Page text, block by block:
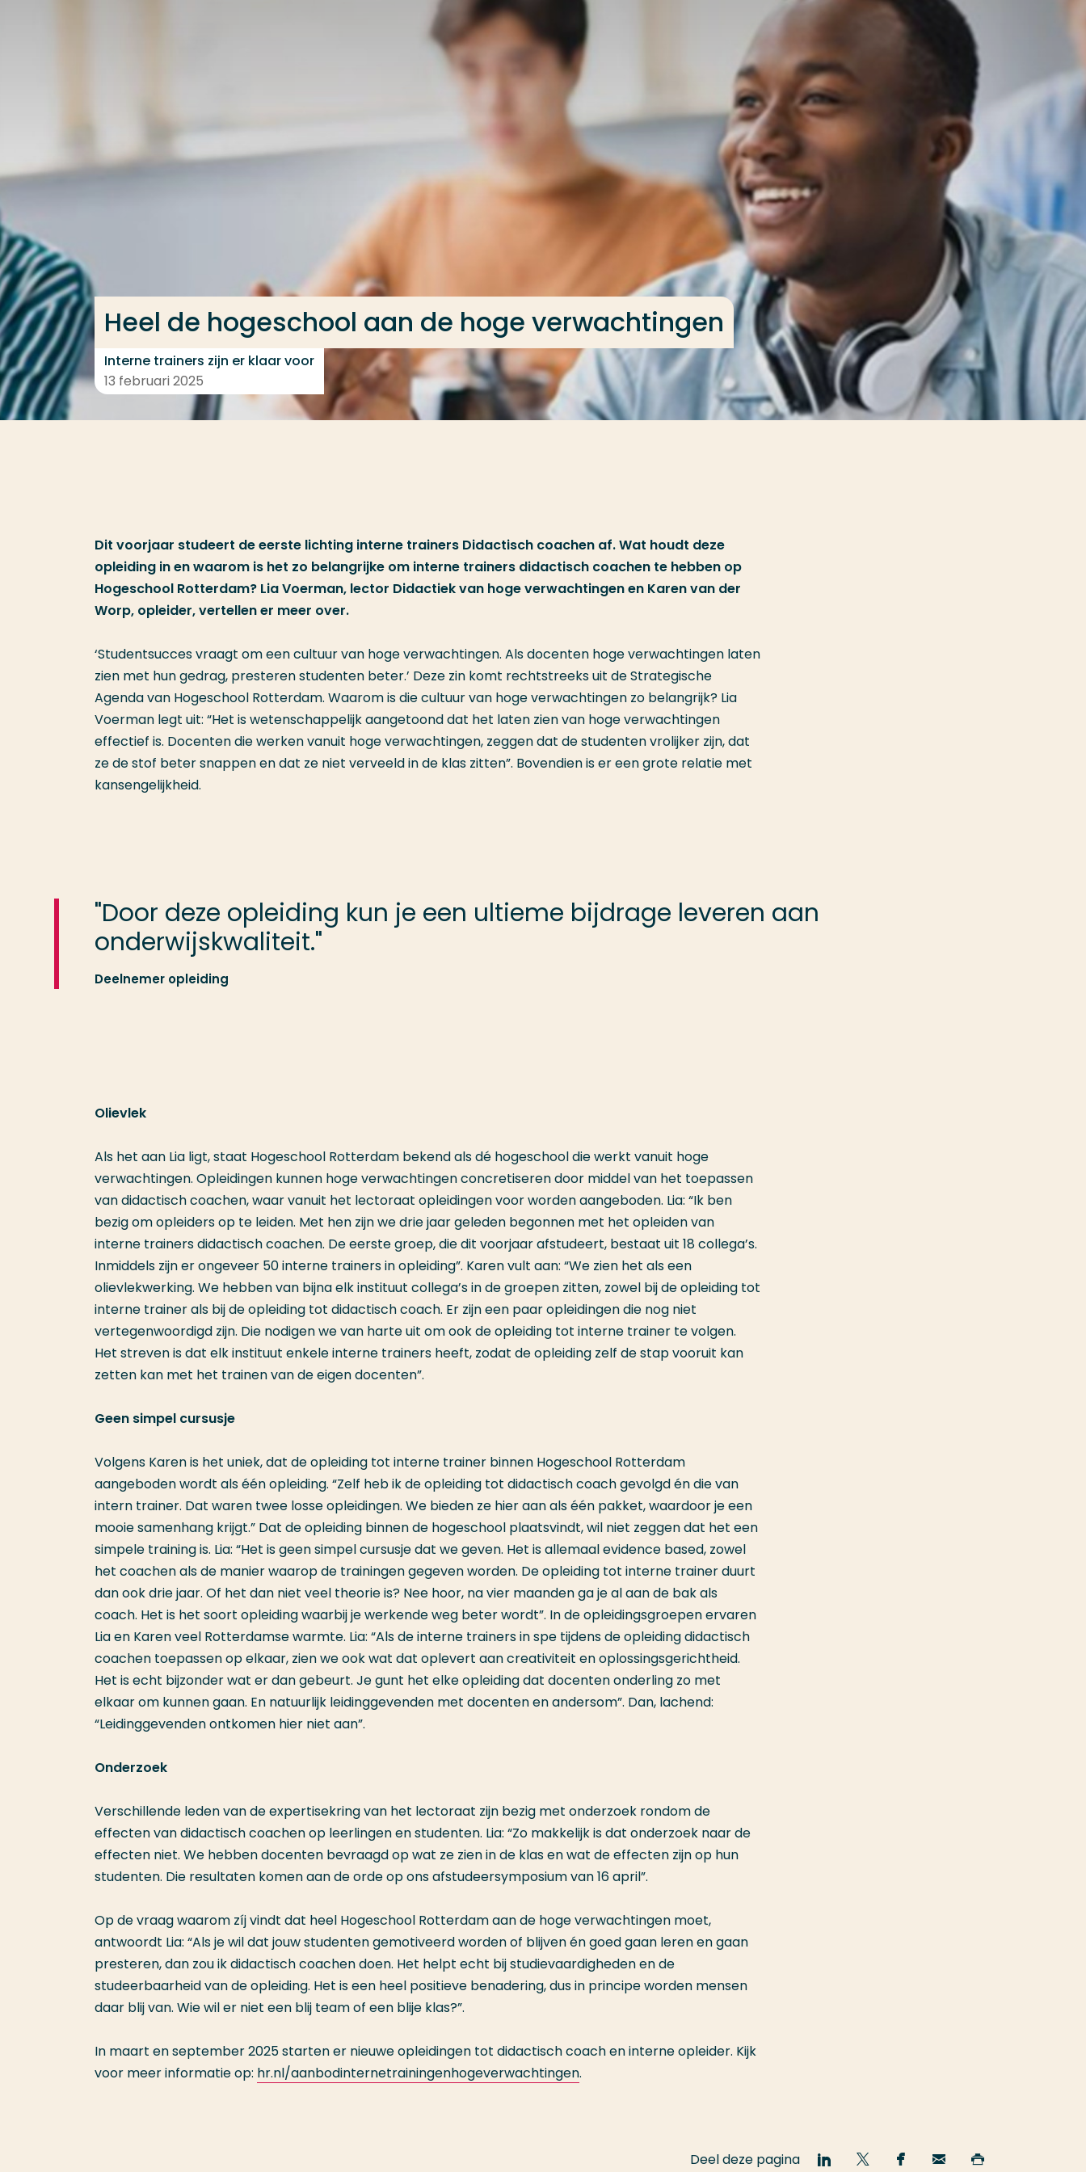
Heel de hogeschool aan de hoge verwachtingen
Interne trainers zijn er klaar voor
13 februari 2025
Dit voorjaar studeert de eerste lichting interne trainers Didactisch coachen af. Wat houdt deze
opleiding in en waarom is het zo belangrijke om interne trainers didactisch coachen te hebben op
Hogeschool Rotterdam? Lia Voerman, lector Didactiek van hoge verwachtingen en Karen van der
Worp, opleider, vertellen er meer over.
‘Studentsucces vraagt om een cultuur van hoge verwachtingen. Als docenten hoge verwachtingen laten
zien met hun gedrag, presteren studenten beter.’ Deze zin komt rechtstreeks uit de Strategische
Agenda van Hogeschool Rotterdam. Waarom is die cultuur van hoge verwachtingen zo belangrijk? Lia
Voerman legt uit: “Het is wetenschappelijk aangetoond dat het laten zien van hoge verwachtingen
effectief is. Docenten die werken vanuit hoge verwachtingen, zeggen dat de studenten vrolijker zijn, dat
ze de stof beter snappen en dat ze niet verveeld in de klas zitten”. Bovendien is er een grote relatie met
kansengelijkheid.
"Door deze opleiding kun je een ultieme bijdrage leveren aan
onderwijskwaliteit."
Deelnemer opleiding
Olievlek
Als het aan Lia ligt, staat Hogeschool Rotterdam bekend als dé hogeschool die werkt vanuit hoge
verwachtingen. Opleidingen kunnen hoge verwachtingen concretiseren door middel van het toepassen
van didactisch coachen, waar vanuit het lectoraat opleidingen voor worden aangeboden. Lia: “Ik ben
bezig om opleiders op te leiden. Met hen zijn we drie jaar geleden begonnen met het opleiden van
interne trainers didactisch coachen. De eerste groep, die dit voorjaar afstudeert, bestaat uit 18 collega’s.
Inmiddels zijn er ongeveer 50 interne trainers in opleiding”. Karen vult aan: “We zien het als een
olievlekwerking. We hebben van bijna elk instituut collega’s in de groepen zitten, zowel bij de opleiding tot
interne trainer als bij de opleiding tot didactisch coach. Er zijn een paar opleidingen die nog niet
vertegenwoordigd zijn. Die nodigen we van harte uit om ook de opleiding tot interne trainer te volgen.
Het streven is dat elk instituut enkele interne trainers heeft, zodat de opleiding zelf de stap vooruit kan
zetten kan met het trainen van de eigen docenten”.
Geen simpel cursusje
Volgens Karen is het uniek, dat de opleiding tot interne trainer binnen Hogeschool Rotterdam
aangeboden wordt als één opleiding. “Zelf heb ik de opleiding tot didactisch coach gevolgd én die van
intern trainer. Dat waren twee losse opleidingen. We bieden ze hier aan als één pakket, waardoor je een
mooie samenhang krijgt.” Dat de opleiding binnen de hogeschool plaatsvindt, wil niet zeggen dat het een
simpele training is. Lia: “Het is geen simpel cursusje dat we geven. Het is allemaal evidence based, zowel
het coachen als de manier waarop de trainingen gegeven worden. De opleiding tot interne trainer duurt
dan ook drie jaar. Of het dan niet veel theorie is? Nee hoor, na vier maanden ga je al aan de bak als
coach. Het is het soort opleiding waarbij je werkende weg beter wordt”. In de opleidingsgroepen ervaren
Lia en Karen veel Rotterdamse warmte. Lia: “Als de interne trainers in spe tijdens de opleiding didactisch
coachen toepassen op elkaar, zien we ook wat dat oplevert aan creativiteit en oplossingsgerichtheid.
Het is echt bijzonder wat er dan gebeurt. Je gunt het elke opleiding dat docenten onderling zo met
elkaar om kunnen gaan. En natuurlijk leidinggevenden met docenten en andersom”. Dan, lachend:
“Leidinggevenden ontkomen hier niet aan”.
Onderzoek
Verschillende leden van de expertisekring van het lectoraat zijn bezig met onderzoek rondom de
effecten van didactisch coachen op leerlingen en studenten. Lia: “Zo makkelijk is dat onderzoek naar de
effecten niet. We hebben docenten bevraagd op wat ze zien in de klas en wat de effecten zijn op hun
studenten. Die resultaten komen aan de orde op ons afstudeersymposium van 16 april”.
Op de vraag waarom zíj vindt dat heel Hogeschool Rotterdam aan de hoge verwachtingen moet,
antwoordt Lia: “Als je wil dat jouw studenten gemotiveerd worden of blijven én goed gaan leren en gaan
presteren, dan zou ik didactisch coachen doen. Het helpt echt bij studievaardigheden en de
studeerbaarheid van de opleiding. Het is een heel positieve benadering, dus in principe worden mensen
daar blij van. Wie wil er niet een blij team of een blije klas?”.
In maart en september 2025 starten er nieuwe opleidingen tot didactisch coach en interne opleider. Kijk
voor meer informatie op: hr.nl/aanbodinternetrainingenhogeverwachtingen.
Deel deze pagina
Deel
Deel
Deel
Email